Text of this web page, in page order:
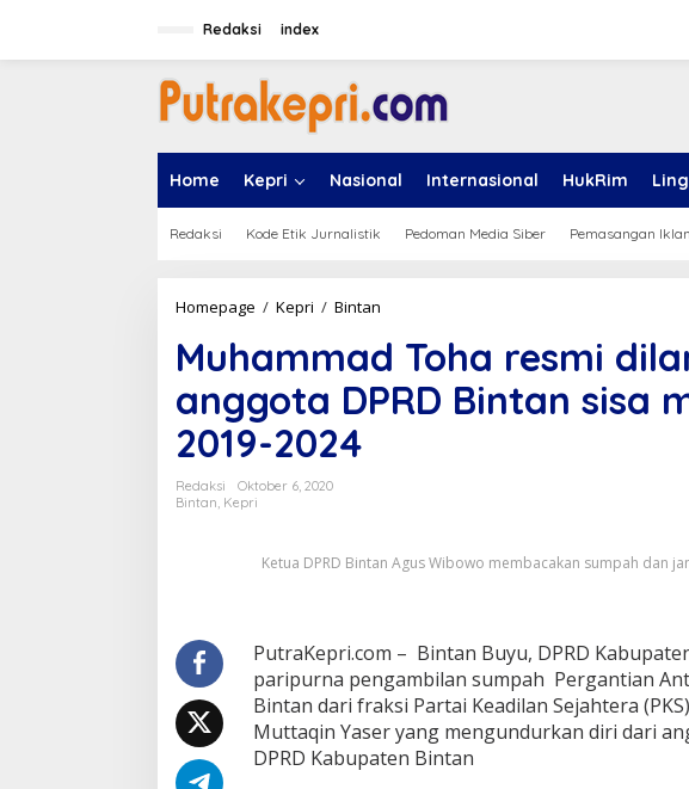
Redaksi index
Home Kepri Nasional Internasional HukRim
Redaksi Kode Etik Jurnalistik Pedoman Media Siber Pemasangan Iklan
Homepage / Kepri / Bintan
h
a
m
m
r
i
d
i
l
a
n
Muhammad Toha resmi
anggota DPRD Bintan sisa
2019-2024
Redaksi
Oktober 6, 2020
Bintan, Kepri
Ketua DPRD Bintan Agus Wibowo membacakan sumpah dan
PutraKepri.com – Bintan Buyu, DPRD
paripurna pengambilan sumpah Pergantian
Bintan dari fraksi Partai Keadilan Sejahtera
Muttaqin Yaser yang mengundurkan diri dari
DPRD Kabupaten Bintan